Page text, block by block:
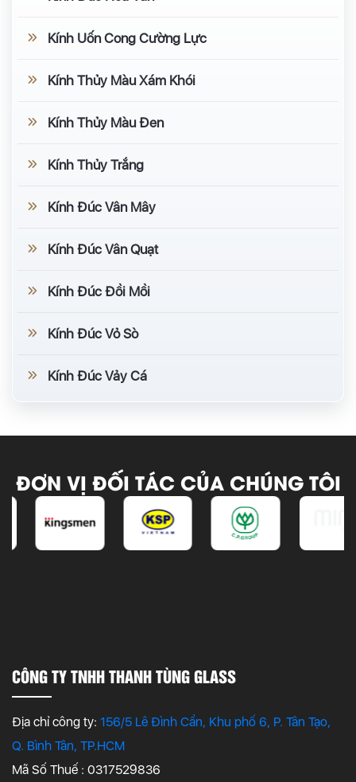
Kính Uốn Cong Cường Lực
Kính Thủy Màu Xám Khói
Kính Thủy Màu Đen
Kính Thủy Trắng
Kính Đúc Vân Mây
Kính Đúc Vân Quạt
Kính Đúc Đồi Mồi
Kính Đúc Vỏ Sò
Kính Đúc Vảy Cá
ĐƠN VỊ ĐỐI TÁC CỦA CHÚNG TÔI
CÔNG TY TNHH THANH TÙNG GLASS
Địa chỉ công ty: 156/5 Lê Đình Cẩn, Khu phố 6, P. Tân Tạo,
Q. Bình Tân, TP.HCM
Mã Số Thuế : 0317529836